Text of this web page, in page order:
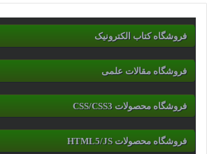
فروشگاه کتاب الکترونیک
فروشگاه مقالات علمی
فروشگاه محصولات CSS/CSS3
فروشگاه محصولات HTML5/JS